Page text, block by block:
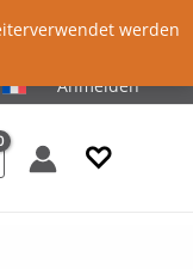
werden
Anmelden
♡